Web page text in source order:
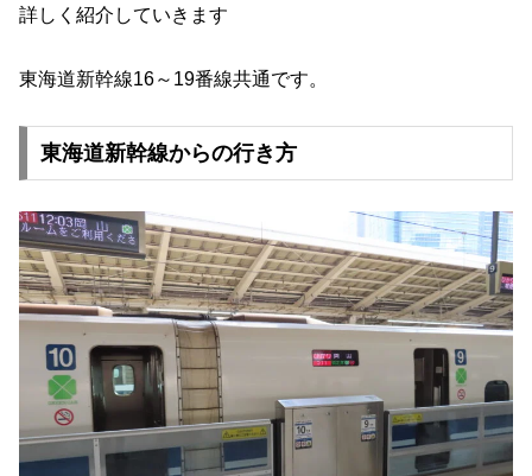
詳しく紹介していきます
東海道新幹線16～19番線共通です。
東海道新幹線からの行き方